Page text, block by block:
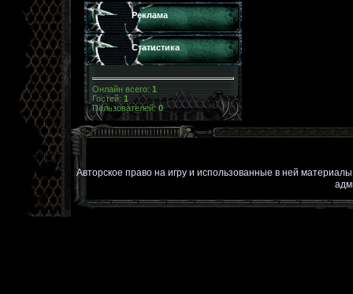
Реклама
Статистика
Онлайн всего: 1
Гостей: 1
Пользователей:0
Авторское право на игру и использованные в ней